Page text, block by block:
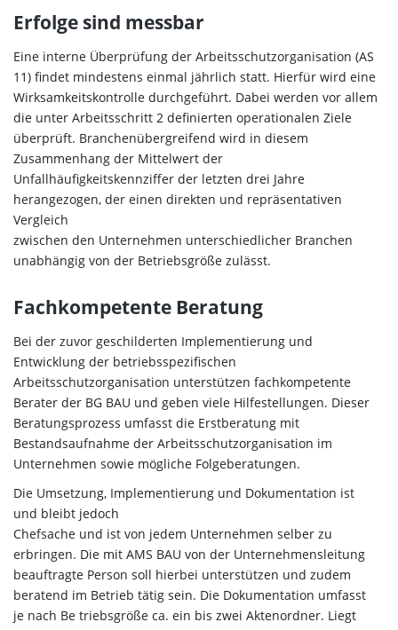
Erfolge sind messbar
Eine interne Überprüfung der Arbeitsschutzorganisation (AS
11) findet mindestens einmal jährlich statt. Hierfür wird eine
Wirksamkeitskontrolle durchgeführt. Dabei werden vor allem
die unter Arbeitsschritt 2 definierten operationalen Ziele
überprüft. Branchenübergreifend wird in diesem
Zusammenhang der Mittelwert der
Unfallhäufigkeitskennziffer der letzten drei Jahre
herangezogen, der einen direkten und repräsentativen
Vergleich
zwischen den Unternehmen unterschiedlicher Branchen
unabhängig von der Betriebsgröße zulässt.
Fachkompetente Beratung
Bei der zuvor geschilderten Implementierung und
Entwicklung der betriebsspezifischen
Arbeitsschutzorganisation unterstützen fachkompetente
Berater der BG BAU und geben viele Hilfestellungen. Dieser
Beratungsprozess umfasst die Erstberatung mit
Bestandsaufnahme der Arbeitsschutzorganisation im
Unternehmen sowie mögliche Folgeberatungen.
Die Umsetzung, Implementierung und Dokumentation ist
und bleibt jedoch
Chefsache und ist von jedem Unternehmen selber zu
erbringen. Die mit AMS BAU von der Unternehmensleitung
beauftragte Person soll hierbei unterstützen und zudem
beratend im Betrieb tätig sein. Die Dokumentation umfasst
je nach Be triebsgröße ca. ein bis zwei Aktenordner. Liegt